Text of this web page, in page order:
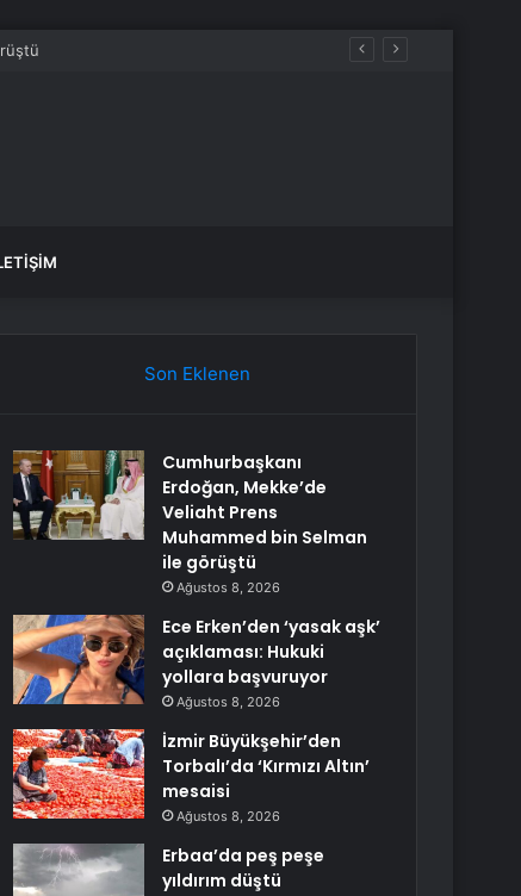
Son Eklenen
Cumhurbaşkanı
Erdoğan, Mekke’de
Veliaht Prens
Muhammed bin Selman
ile görüştü
Ağustos 8, 2026
Ece Erken’den ‘yasak aşk’
açıklaması: Hukuki
yollara başvuruyor
Ağustos 8, 2026
İzmir Büyükşehir’den
Torbalı’da ‘Kırmızı Altın’
mesaisi
Ağustos 8, 2026
Erbaa’da peş peşe
yıldırım düştü